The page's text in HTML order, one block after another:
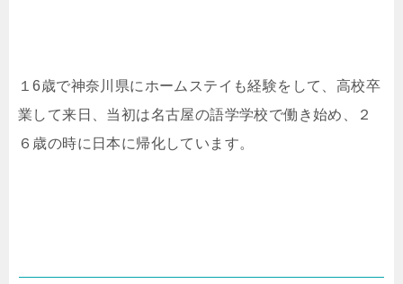
１6歳で神奈川県にホームステイも経験をして、高校卒
業して来日、当初は名古屋の語学学校で働き始め、２
６歳の時に日本に帰化しています。